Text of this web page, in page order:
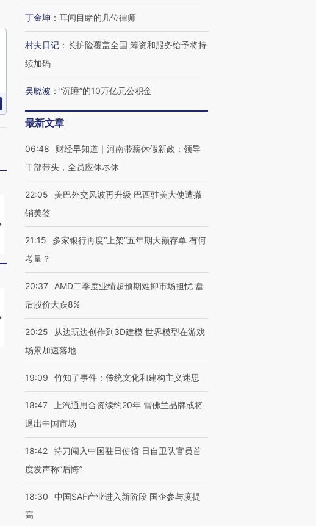
马航飞行员跨国走私7万
粒摇头丸 尿检体内含3种
泽连斯基密集出访美英 索
要防空导弹“救急”
秘鲁纳斯卡观光飞机坠毁
13人遇难
【推广】走进第四届链博
会，让数智科技“链”接产
【特别呈现】寻找100种
【商旅对话】华住集团
CFO：不靠规模取胜，华
丁金坤 ： 耳闻目睹的几位律师
村夫日记 ： 长护险覆盖全国 筹资和服务给予将持
续加码
吴晓波 ： “沉睡”的10万亿元公积金
最新文章
06:48
财经早知道｜河南带薪休假新政：领导
干部带头，全员应休尽休
22:05
美巴外交风波再升级 巴西驻美大使遭撤
销美签
21:15
多家银行再度“上架”五年期大额存单 有何
考量？
20:37
AMD二季度业绩超预期难抑市场担忧 盘
后股价大跌8%
20:25
从边玩边创作到3D建模 世界模型在游戏
场景加速落地
19:09 竹知了事件：传统文化和建构主义迷思
18:47
上汽通用合资续约20年 雪佛兰品牌或将
退出中国市场
18:42 持刀闯入中国驻日使馆 日自卫队官员首
度发声称“后悔”
18:30
中国SAF产业进入新阶段 国企参与度提
高